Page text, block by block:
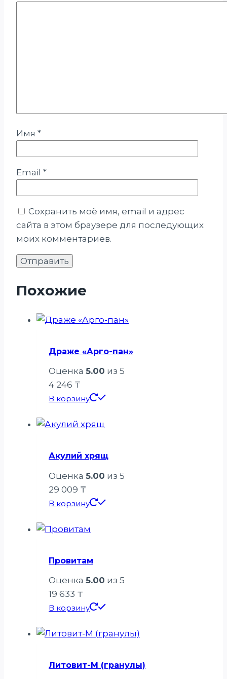
Имя *
Email *
Сохранить моё имя, email и адрес
сайта в этом браузере для последующих
моих комментариев.
Похожие
Драже «Арго-пан»
Оценка 5.00 из 5
4 246 ₸
В корзину
Акулий хрящ
Оценка 5.00 из 5
29 009 ₸
В корзину
Провитам
Оценка 5.00 из 5
19 633 ₸
В корзину
Литовит-М (гранулы)